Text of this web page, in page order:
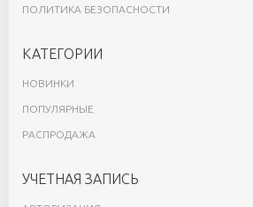
ПОЛИТИКА БЕЗОПАСНОСТИ
КАТЕГОРИИ
НОВИНКИ
ПОПУЛЯРНЫЕ
РАСПРОДАЖА
УЧЕТНАЯ ЗАПИСЬ